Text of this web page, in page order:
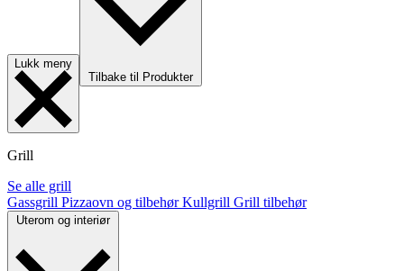
Lukk meny
Tilbake til Produkter
Grill
Se alle grill
Gassgrill Pizzaovn og tilbehørKullgrill Grill tilbehør
Uterom og interiør